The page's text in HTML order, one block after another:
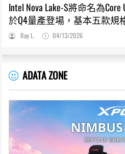
Intel Nova Lake-S將命名為
於Q4量產登場，基本五款規
Ray L. 04/13/2026
ADATA ZONE